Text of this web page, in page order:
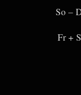
So –
Fr +